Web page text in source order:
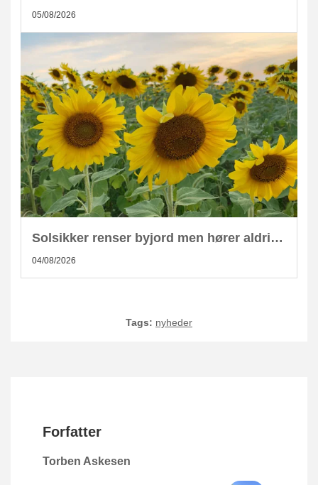
05/08/2026
Solsikker renser byjord men hører aldrig hjemme i kompost
04/08/2026
Tags: nyheder
Forfatter
Torben Askesen